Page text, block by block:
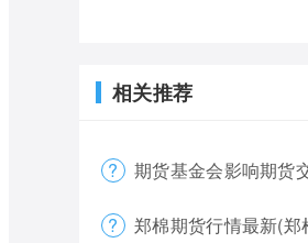
相关推荐
期货基金会影响期货
郑棉期货行情最新(